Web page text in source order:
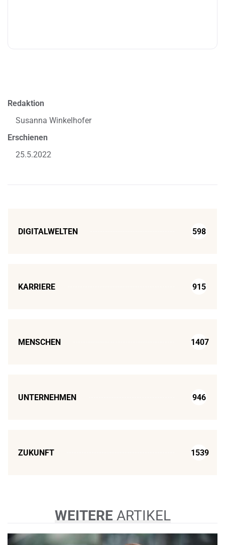
Redaktion
Susanna Winkelhofer
Erschienen
25.5.2022
DIGITALWELTEN 598
KARRIERE 915
MENSCHEN 1407
UNTERNEHMEN 946
ZUKUNFT 1539
WEITEREARTIKEL